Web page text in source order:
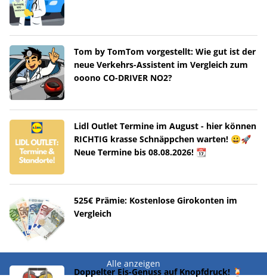
Tom by TomTom vorgestellt: Wie gut ist der
neue Verkehrs-Assistent im Vergleich zum
ooono CO-DRIVER NO2?
Lidl Outlet Termine im August - hier können
RICHTIG krasse Schnäppchen warten! 😀🚀
Neue Termine bis 08.08.2026! 📆
525€ Prämie: Kostenlose Girokonten im
Vergleich
Alle anzeigen
Doppelter Eis-Genuss auf Knopfdruck! 🍹